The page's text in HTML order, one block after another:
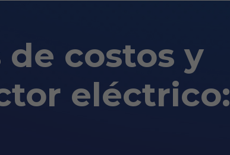
costos y
eléctrico: